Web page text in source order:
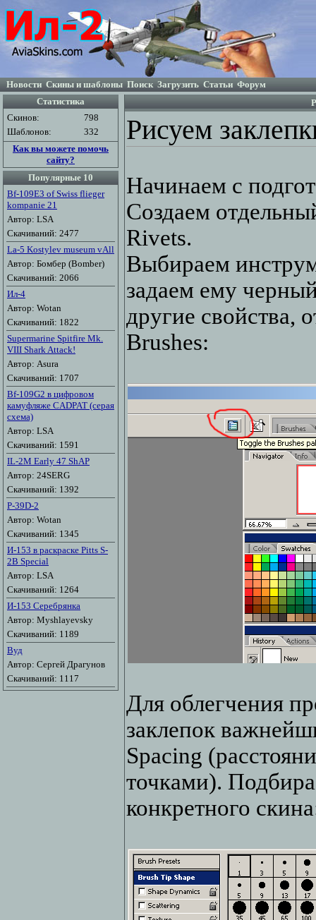
Новости Скины и шаблоны Поиск Загрузить Статьи Форум
Статистика
Скинов:
798
Шаблонов:
332
Как вы можете помочь
сайту?
Популярные 10
Bf-109E3 of Swiss flieger
kompanie 21
Автор: LSA
Скачиваний: 2477
La-5 Kostylev museum vAll
Автор: Бомбер (Bomber)
Скачиваний: 2066
Ил-4
Автор: Wotan
Скачиваний: 1822
Supermarine Spitfire Mk.
VIII Shark Attack!
Автор: Asura
Скачиваний: 1707
Bf-109G2 в цифровом
камуфляже CADPAT (серая
схема)
Автор: LSA
Скачиваний: 1591
IL-2M Early 47 ShAP
Автор: 24SERG
Скачиваний: 1392
P-39D-2
Автор: Wotan
Скачиваний: 1345
И-153 в раскраске Pitts S-
2B Special
Автор: LSA
Скачиваний: 1264
И-153 Серебрянка
Автор: Myshlayevsky
Скачиваний: 1189
Вуд
Автор: Сергей Драгунов
Скачиваний: 1117
Рисуем
Начинаем с
Создаем
Rivets.
Выбираем
задаем ему
другие свойства,
Brushes:
Для облегчения
заклепок
Spacing
точками).
конкретного